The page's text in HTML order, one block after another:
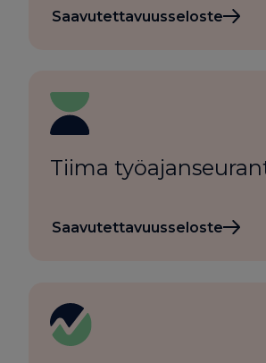
Saavutettavuusseloste
Tiima
Saavutettavuusseloste